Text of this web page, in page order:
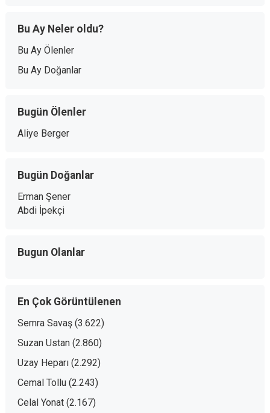
Bu Ay Neler oldu?
Bu Ay Ölenler
Bu Ay Doğanlar
Bugün Ölenler
Aliye Berger
Bugün Doğanlar
Erman Şener
Abdi İpekçi
Bugun Olanlar
En Çok Görüntülenen
Semra Savaş (3.622)
Suzan Ustan (2.860)
Uzay Heparı (2.292)
Cemal Tollu (2.243)
Celal Yonat (2.167)